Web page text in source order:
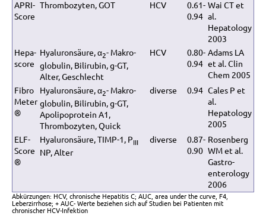
APRI-
Score
Thrombozyten, GOT HCV
0.61-
0.94
Wai CT et
al.
Hepatology
2003
Hepa-
score
Hyaluronsäure, α2- Makro-
globulin, Bilirubin, g-GT,
Alter, Geschlecht
HCV
0.80-
0.94
Adams LA
et al. Clin
Chem 2005
Fibro
Meter
®
Hyaluronsäure, α2- Makro-
globulin, Bilirubin, g-GT,
Apolipoprotein A1,
Thrombozyten, Quick
diverse 0.94 Cales P et
al.
Hepatology
2005
ELF-
Score
®
Hyaluronsäure, TIMP-1, PIII
NP, Alter
diverse
0.87-
0.90
Rosenberg
WM et al.
Gastro-
enterology
2006
Abkürzungen: HCV, chronische Hepatitis C; AUC, area under the curve, F4,
Leberzirrhose; + AUC- Werte beziehen sich auf Studien bei Patienten mit
chronischer HCV-Infektion